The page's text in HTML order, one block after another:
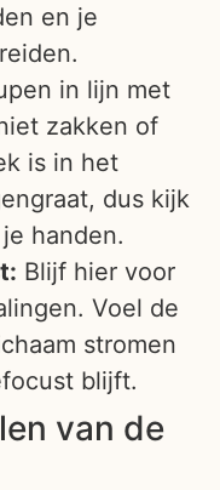
en je
in lijn met
zakken of
is in het
dus kijk
handen.
Blijf hier voor
Voel de
stromen
blijft.
van de